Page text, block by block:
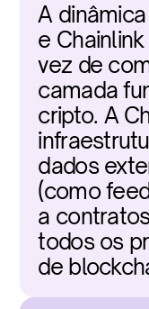
A
e
vez de
camada
cripto. A
dados
(como
a
todos os
de